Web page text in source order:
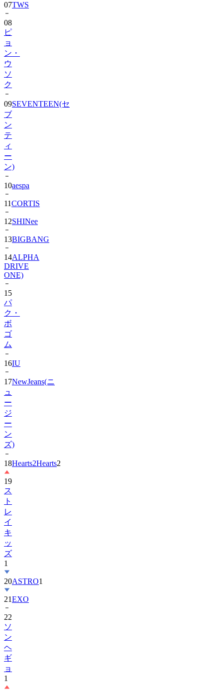
08
ピ
ョ
ン・
ウ
ソ
ク
09
ブ
ン
テ
ィ
ー
ン)
10aespa
11CORTIS
12SHINee
13BIGBANG
14ALPHA
DRIVE
ONE)
15
パ
ク・
ボ
ゴ
ム
16
17NewJeans(ニ
ュ
ー
ジ
ー
ン
ズ)
18Hearts2Hearts
19
ス
ト
レ
イ
キ
ッ
ズ
1
20
21EXO
22
ソ
ン
ヘ
ギ
ョ
1
23